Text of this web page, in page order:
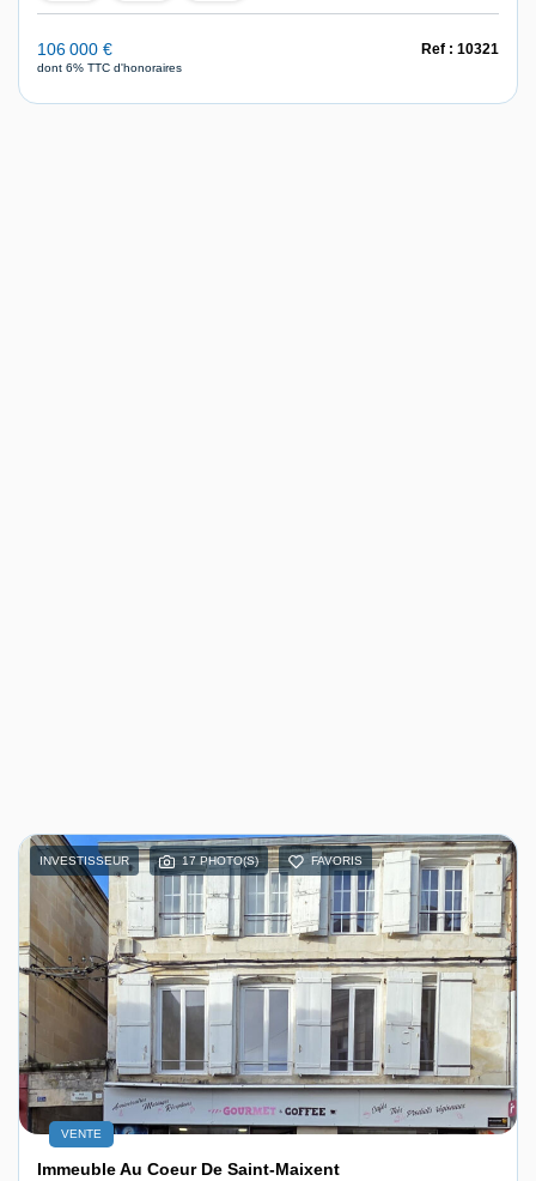
106 000 €
dont 6% TTC d'honoraires
Ref : 10321
INVESTISSEUR 17 PHOTO(S) FAVORIS
VENTE
Immeuble Au Coeur De Saint-Maixent